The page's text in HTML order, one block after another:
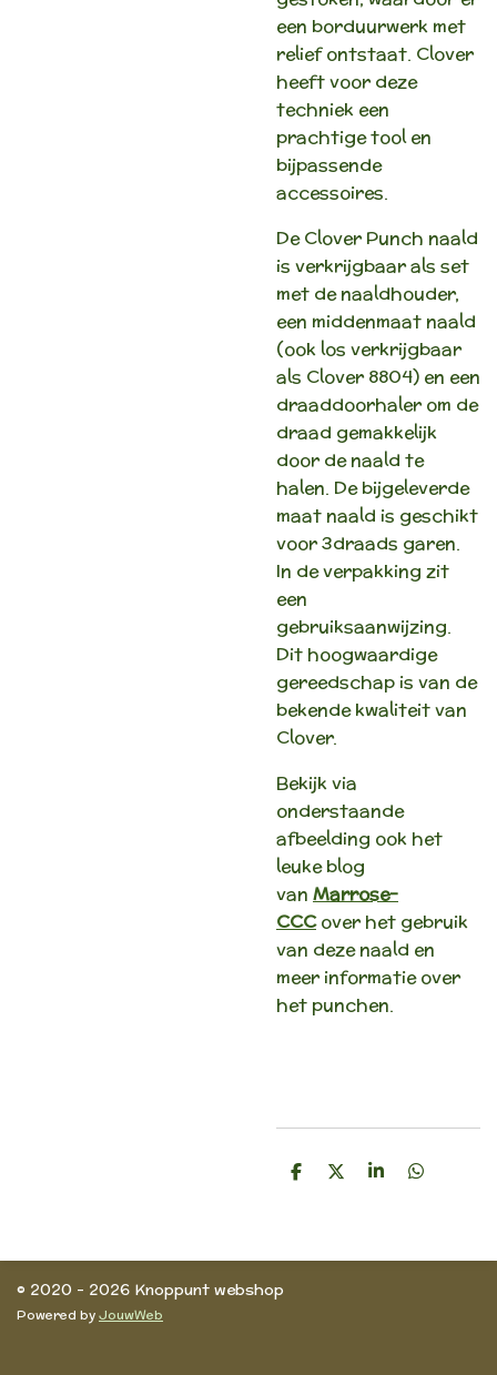
een borduurwerk met
relief ontstaat. Clover
heeft voor deze
techniek een
prachtige tool en
bijpassende
accessoires.
De Clover Punch naald
is verkrijgbaar als set
met de naaldhouder,
een middenmaat naald
(ook los verkrijgbaar
als Clover 8804) en een
draaddoorhaler om de
draad gemakkelijk
door de naald te
halen. De bijgeleverde
maat naald is geschikt
voor 3draads garen.
In de verpakking zit
een
gebruiksaanwijzing.
Dit hoogwaardige
gereedschap is van de
bekende kwaliteit van
Clover.
Bekijk via
onderstaande
afbeelding ook het
leuke blog
van Marrose-
CCC over het gebruik
van deze naald en
meer informatie over
het punchen.
D
D
S
D
© 2020 - 2026 Knoppunt webshop
Powered byJouwWeb